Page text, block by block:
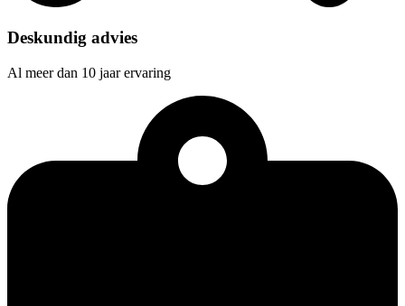
Deskundig advies
Al meer dan 10 jaar ervaring